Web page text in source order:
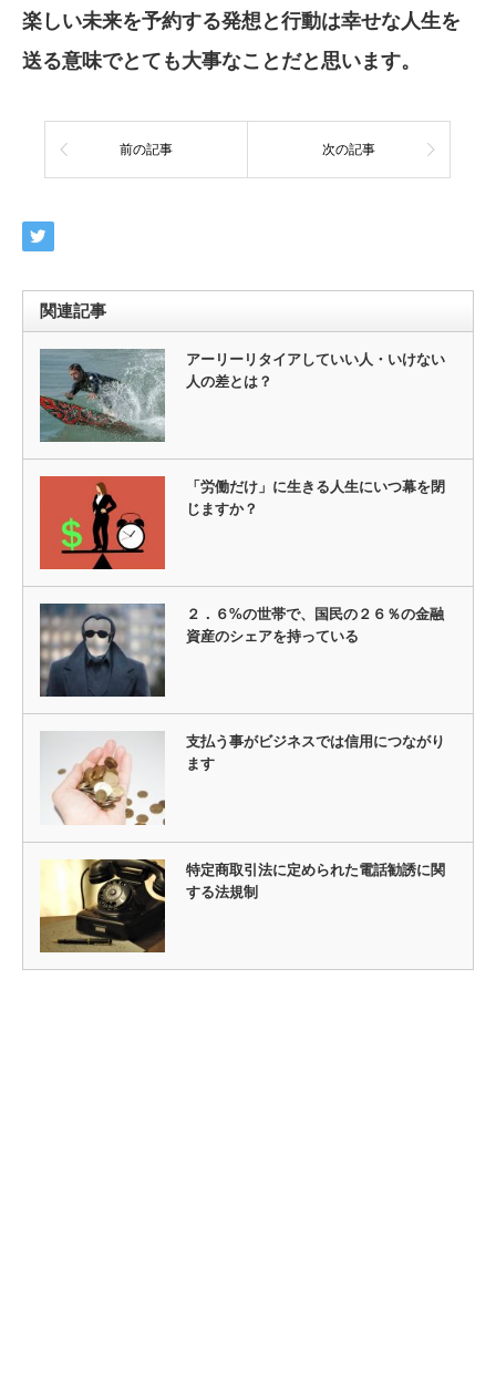
楽しい未来を予約する発想と行動は幸せな人生を
送る意味でとても大事なことだと思います。
前の記事 次の記事
関連記事
アーリーリタイアしていい人・いけない
人の差とは？
「労働だけ」に生きる人生にいつ幕を閉
じますか？
２．６%の世帯で、国民の２６％の金融
資産のシェアを持っている
支払う事がビジネスでは信用につながり
ます
特定商取引法に定められた電話勧誘に関
する法規制